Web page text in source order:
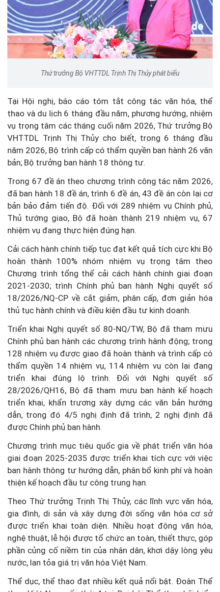
Thứ trưởng Bộ VHTTDL Trịnh Thị Thủy phát biểu
Tại Hội nghị, báo cáo tóm tắt công tác văn hóa, thể
thao và du lịch 6 tháng đầu năm, phương hướng, nhiệm
vụ trọng tâm các tháng cuối năm 2026, Thứ trưởng Bộ
VHTTDL Trịnh Thị Thủy cho biết, trong 6 tháng đầu
năm 2026, Bộ trình cấp có thẩm quyền ban hành 26 văn
bản; Bộ trưởng ban hành 18 thông tư.
Trong 67 đề án theo chương trình công tác năm 2026,
đã ban hành 18 đề án, trình 6 đề án, 43 đề án còn lại cơ
bản bảo đảm tiến độ. Đối với 289 nhiệm vụ Chính phủ,
Thủ tướng giao, Bộ đã hoàn thành 219 nhiệm vụ, 67
nhiệm vụ đang thực hiện đúng hạn.
Cải cách hành chính tiếp tục đạt kết quả tích cực khi Bộ
hoàn thành 100% nhóm nhiệm vụ trọng tâm theo
Chương trình tổng thể cải cách hành chính giai đoạn
2021-2030; trình Chính phủ ban hành Nghị quyết số
18/2026/NQ-CP về cắt giảm, phân cấp, đơn giản hóa
thủ tục hành chính và điều kiện đầu tư kinh doanh.
Triển khai Nghị quyết số 80-NQ/TW, Bộ đã tham mưu
Chính phủ ban hành các chương trình hành động; trong
128 nhiệm vụ được giao đã hoàn thành và trình cấp có
thẩm quyền 14 nhiệm vụ, 114 nhiệm vụ còn lại đang
triển khai đúng lộ trình. Đối với Nghị quyết số
28/2026/QH16, Bộ đã tham mưu ban hành kế hoạch
triển khai, khẩn trương xây dựng các văn bản hướng
dẫn, trong đó 4/5 nghị định đã trình, 2 nghị định đã
được Chính phủ ban hành.
Chương trình mục tiêu quốc gia về phát triển văn hóa
giai đoạn 2025-2035 được triển khai tích cực với việc
ban hành thông tư hướng dẫn, phân bổ kinh phí và hoàn
thiện kế hoạch đầu tư công trung hạn.
Theo Thứ trưởng Trịnh Thị Thủy, các lĩnh vực văn hóa,
gia đình, di sản và xây dựng đời sống văn hóa cơ sở
được triển khai toàn diện. Nhiều hoạt động văn hóa,
nghệ thuật, lễ hội được tổ chức an toàn, thiết thực, góp
phần củng cố niềm tin của nhân dân, khơi dậy lòng yêu
nước, lan tỏa giá trị văn hóa Việt Nam.
Thể dục, thể thao đạt nhiều kết quả nổi bật. Đoàn Thể